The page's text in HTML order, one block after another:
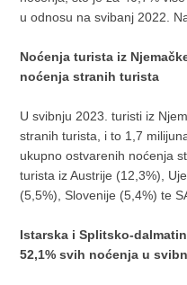
u odnosu na svibanj 2022.
Noćenja turista iz
noćenja stranih turista
U svibnju 2023. turisti iz
stranih turista, i to 1,7
ukupno ostvarenih noćenja
turista iz Austrije (12,3%),
(5,5%), Slovenije (5,4%) te
Istarska i Splitsko-
52,1% svih noćenja u